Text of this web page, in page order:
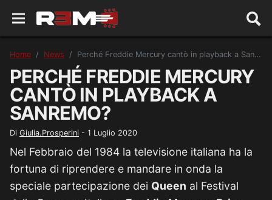
Home News Perché Freddie Mercury cantò in playback a Sanremo?
PERCHÉ FREDDIE MERCURY
CANTÒ IN PLAYBACK A
SANREMO?
Di Giulia.Prosperini - 1 Luglio 2020
Nel Febbraio del 1984 la televisione italiana ha la
fortuna di riprendere e mandare in onda la
speciale partecipazione dei Queen al Festival